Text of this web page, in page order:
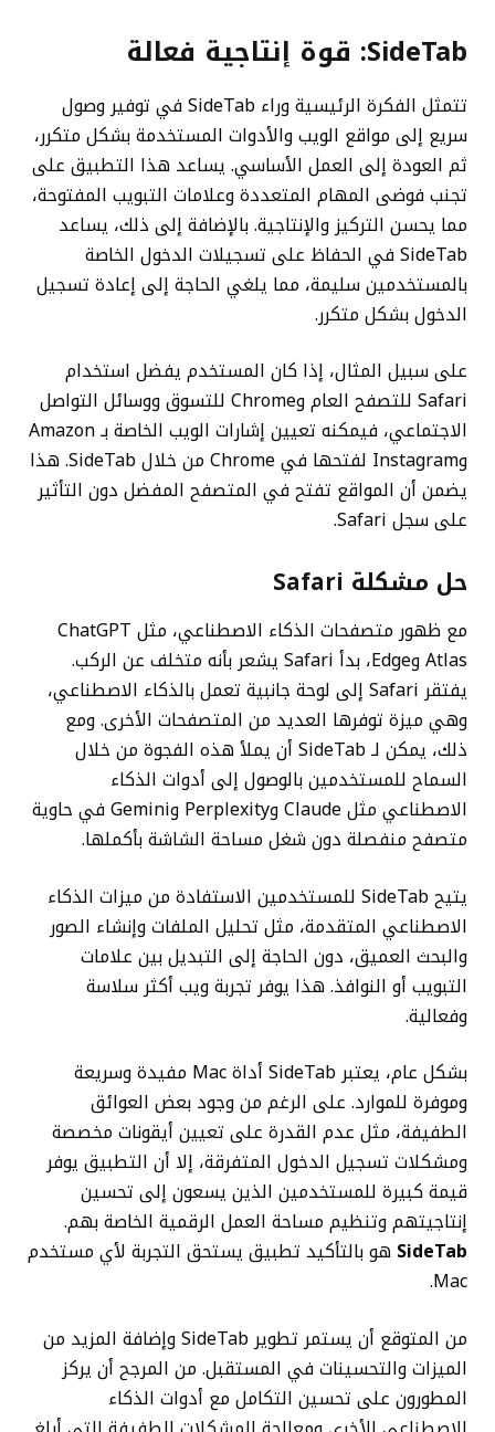
SideTab: قوة إنتاجية فعالة
تتمثل الفكرة الرئيسية وراء SideTab في توفير وصول
سريع إلى مواقع الويب والأدوات المستخدمة بشكل متكرر،
ثم العودة إلى العمل الأساسي. يساعد هذا التطبيق على
تجنب فوضى المهام المتعددة وعلامات التبويب المفتوحة،
مما يحسن التركيز والإنتاجية. بالإضافة إلى ذلك، يساعد
SideTab في الحفاظ على تسجيلات الدخول الخاصة
بالمستخدمين سليمة، مما يلغي الحاجة إلى إعادة تسجيل
الدخول بشكل متكرر.
على سبيل المثال، إذا كان المستخدم يفضل استخدام
Safari للتصفح العام وChrome للتسوق ووسائل التواصل
الاجتماعي، فيمكنه تعيين إشارات الويب الخاصة بـ Amazon
وInstagram لفتحها في Chrome من خلال SideTab. هذا
يضمن أن المواقع تفتح في المتصفح المفضل دون التأثير
على سجل Safari.
حل مشكلة Safari
مع ظهور متصفحات الذكاء الاصطناعي، مثل ChatGPT
Atlas وEdge، بدأ Safari يشعر بأنه متخلف عن الركب.
يفتقر Safari إلى لوحة جانبية تعمل بالذكاء الاصطناعي،
وهي ميزة توفرها العديد من المتصفحات الأخرى. ومع
ذلك، يمكن لـ SideTab أن يملأ هذه الفجوة من خلال
السماح للمستخدمين بالوصول إلى أدوات الذكاء
الاصطناعي مثل Claude وPerplexity وGemini في حاوية
متصفح منفصلة دون شغل مساحة الشاشة بأكملها.
يتيح SideTab للمستخدمين الاستفادة من ميزات الذكاء
الاصطناعي المتقدمة، مثل تحليل الملفات وإنشاء الصور
والبحث العميق، دون الحاجة إلى التبديل بين علامات
التبويب أو النوافذ. هذا يوفر تجربة ويب أكثر سلاسة
وفعالية.
بشكل عام، يعتبر SideTab أداة Mac مفيدة وسريعة
وموفرة للموارد. على الرغم من وجود بعض العوائق
الطفيفة، مثل عدم القدرة على تعيين أيقونات مخصصة
ومشكلات تسجيل الدخول المتفرقة، إلا أن التطبيق يوفر
قيمة كبيرة للمستخدمين الذين يسعون إلى تحسين
إنتاجيتهم وتنظيم مساحة العمل الرقمية الخاصة بهم.
SideTab هو بالتأكيد تطبيق يستحق التجربة لأي مستخدم
Mac.
من المتوقع أن يستمر تطوير SideTab وإضافة المزيد من
الميزات والتحسينات في المستقبل. من المرجح أن يركز
المطورون على تحسين التكامل مع أدوات الذكاء